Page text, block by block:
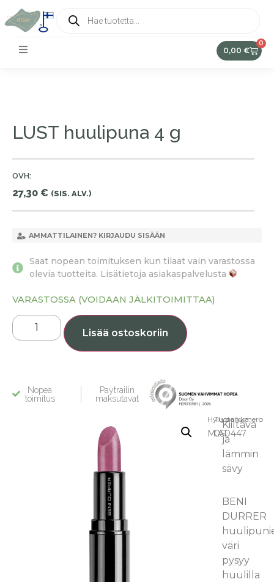
0,00 €
0
Hyllypaikka:
M.A1
Tuotenumero
050447
Kiiltävä
ja
lämmin
sävy
BENI
DURRER
väri
pysyy
huulilla
LUST huulipuna 4 g
OVH:
27,30 € (SIS. ALV.)
AMMATTILAINEN? KIRJAUDU SISÄÄN
Saat nopean toimituksen kun tilaat vain varastossa
olevia tuotteita. Lisätietoja asiakaspalvelusta
VARASTOSSA (VOIDAAN JÄLKITOIMITTAA)
Lisää ostoskoriin
Nopea
toimitus
Paytrailin
maksutavat